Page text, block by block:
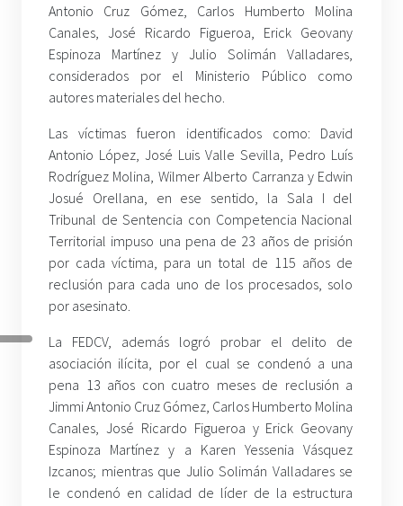
Antonio Cruz Gómez, Carlos Humberto Molina
Canales, José Ricardo Figueroa, Erick Geovany
Espinoza Martínez y Julio Solimán Valladares,
considerados por el Ministerio Público como
autores materiales del hecho.
Las víctimas fueron identificados como: David
Antonio López, José Luis Valle Sevilla, Pedro Luís
Rodríguez Molina, Wilmer Alberto Carranza y Edwin
Josué Orellana, en ese sentido, la Sala I del
Tribunal de Sentencia con Competencia Nacional
Territorial impuso una pena de 23 años de prisión
por cada víctima, para un total de 115 años de
reclusión para cada uno de los procesados, solo
por asesinato.
La FEDCV, además logró probar el delito de
asociación ilícita, por el cual se condenó a una
pena 13 años con cuatro meses de reclusión a
Jimmi Antonio Cruz Gómez, Carlos Humberto Molina
Canales, José Ricardo Figueroa y Erick Geovany
Espinoza Martínez y a Karen Yessenia Vásquez
Izcanos; mientras que Julio Solimán Valladares se
le condenó en calidad de líder de la estructura